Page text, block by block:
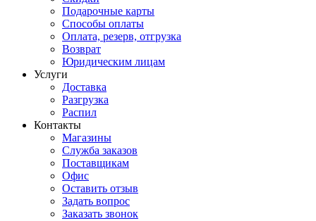
Подарочные карты
Способы оплаты
Оплата, резерв, отгрузка
Возврат
Юридическим лицам
Услуги
Доставка
Разгрузка
Распил
Контакты
Магазины
Служба заказов
Поставщикам
Офис
Оставить отзыв
Задать вопрос
Заказать звонок